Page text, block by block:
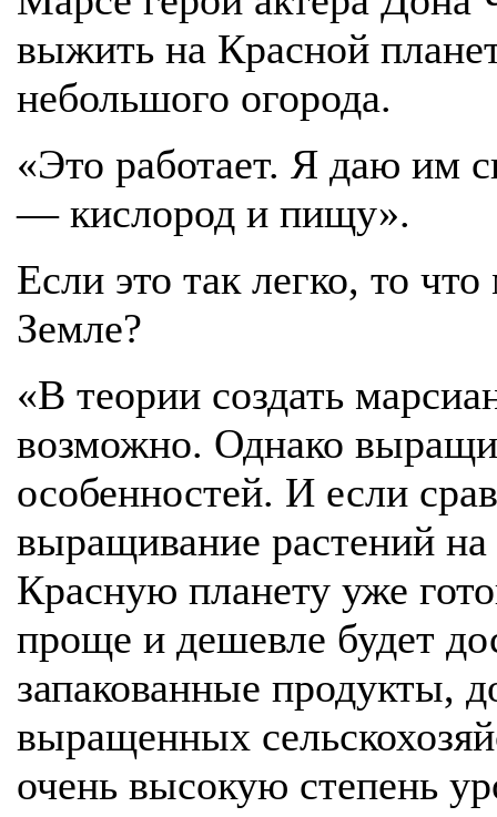
выжить на Красной
небольшого огорода.
«Это работает. Я даю им
— кислород и пищу».
Если это так легко, то
Земле?
«В теории создать
возможно. Однако
особенностей. И если
выращивание растений
Красную планету уже
проще и дешевле будет
запакованные продукты,
выращенных
очень высокую степень